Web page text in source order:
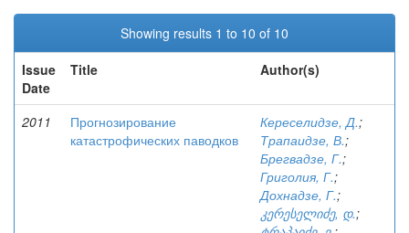
Showing results 1 to 10 of 10
Issue
Date
Title Author(s)
2011
Прогнозирование
катастрофических паводков
Кереселидзе, Д.;
Трапаидзе, В.;
Брегвадзе, Г.;
Григолия, Г.;
Дохнадзе, Г.;
კერესელიძე, დ.;